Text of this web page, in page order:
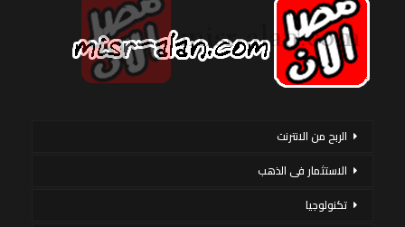
الربح من الانترنت
الاستثمار فى الذهب
تكنولوجيا